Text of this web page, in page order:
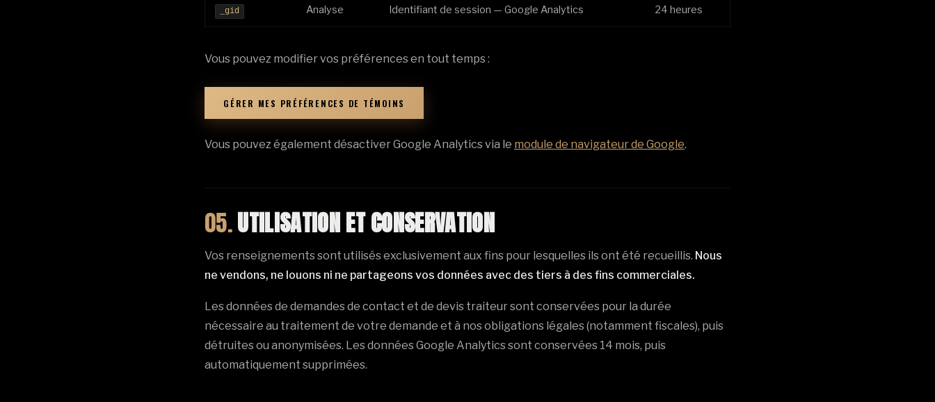
_gid Analyse Identifiant de session — Google Analytics 24 heures
Vous pouvez modifier vos préférences en tout temps :
GÉRER MES PRÉFÉRENCES DE TÉMOINS
Vous pouvez également désactiver Google Analytics via le module de navigateur de Google.
05.UTILISATION ET CONSERVATION
Vos renseignements sont utilisés exclusivement aux fins pour lesquelles ils ont été recueillis. Nous
ne vendons, ne louons ni ne partageons vos données avec des tiers à des fins commerciales.
Les données de demandes de contact et de devis traiteur sont conservées pour la durée
nécessaire au traitement de votre demande et à nos obligations légales (notamment fiscales), puis
détruites ou anonymisées. Les données Google Analytics sont conservées 14 mois, puis
automatiquement supprimées.